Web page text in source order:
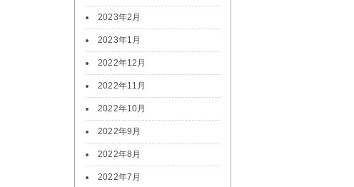
2023年2月
2023年1月
2022年12月
2022年11月
2022年10月
2022年9月
2022年8月
2022年7月